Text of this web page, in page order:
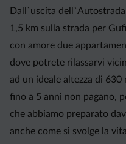
Dall`uscita
1,5 km sulla strada per
con amore due
dove potrete rilassarvi
ad un ideale altezza di
fino a 5 anni non pagano,
che abbiamo preparato
anche come si svolge la